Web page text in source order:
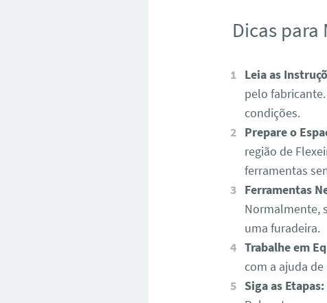
Dicas para
Leia as
pelo
condições.
Prepare o
região de
ferramentas
Ferramentas
Normalmente,
uma furadeira.
Trabalhe em
com a ajuda
Siga as Etapas: